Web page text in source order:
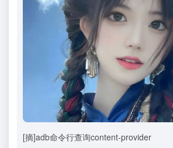
[摘]adb命令行查询content-provider